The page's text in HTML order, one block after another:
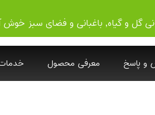
گل و گیاه, باغبانی و فضای سبز خوش
و پاسخ معرفی محصول